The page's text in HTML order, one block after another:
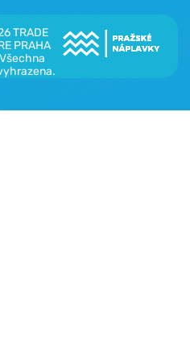
TRADE
PRAHA